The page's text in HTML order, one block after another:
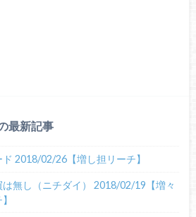
最新記事
2018/02/26【増し担リーチ】
は無し（ニチダイ） 2018/02/19【増々